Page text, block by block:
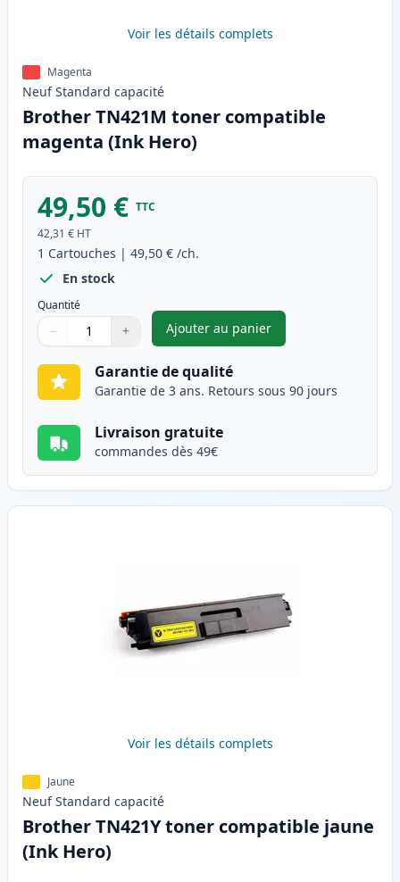
Voir les détails complets
Magenta
Neuf Standard capacité
Brother TN421M toner compatible
magenta (Ink Hero)
49,50 € TTC
42,31 € HT
1 Cartouches | 49,50 € /ch.
En stock
Quantité
Quantité
Utilisez les boutons pour ajuster
− +
Quantité
Ajouter au panier
,Brother TN421M toner
Garantie de qualité
Garantie de 3 ans. Retours sous 90 jours
Livraison gratuite
commandes dès 49€
Voir les détails complets
Jaune
Neuf Standard capacité
Brother TN421Y toner compatible jaune
(Ink Hero)